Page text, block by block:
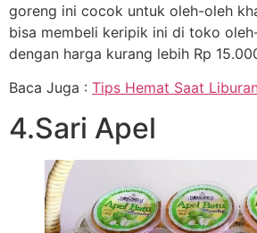
goreng ini cocok untuk oleh-oleh
bisa membeli keripik ini di toko
dengan harga kurang lebih Rp
Baca Juga : Tips Hemat Saat
4.Sari Apel